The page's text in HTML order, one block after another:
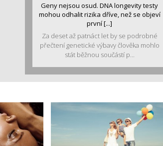
Geny nejsou osud. DNA longevity testy
mohou odhalit rizika dříve, než se objeví
první [...]
Za deset až patnáct let by se podrobné
přečtení genetické výbavy člověka mohlo
stát běžnou součástí p...